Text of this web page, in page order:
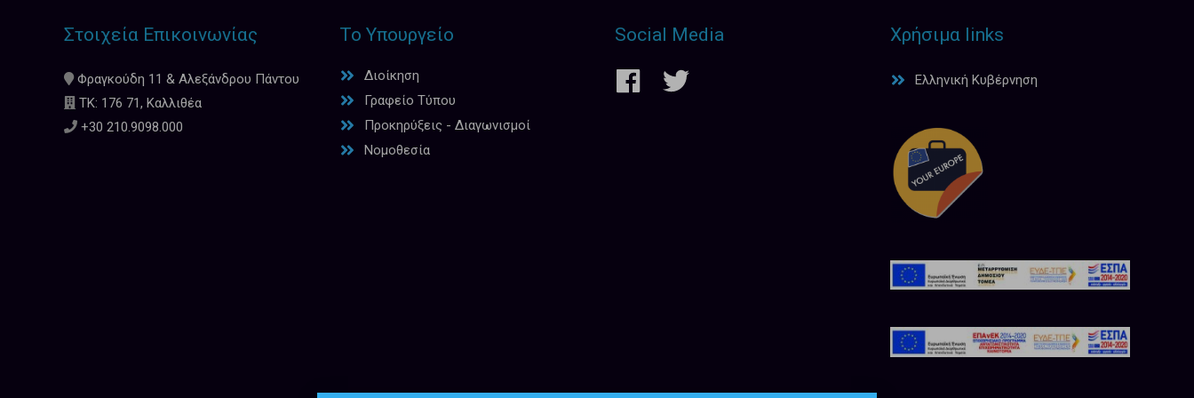
Στοιχεία Επικοινωνίας
Φραγκούδη 11 & Αλεξάνδρου Πάντου
ΤΚ: 176 71, Καλλιθέα
+30 210.9098.000
Το Υπουργείο
Διοίκηση
Γραφείο Τύπου
Προκηρύξεις - Διαγωνισμοί
Νομοθεσία
Social Media Χρήσιμα links
Ελληνική Κυβέρνηση